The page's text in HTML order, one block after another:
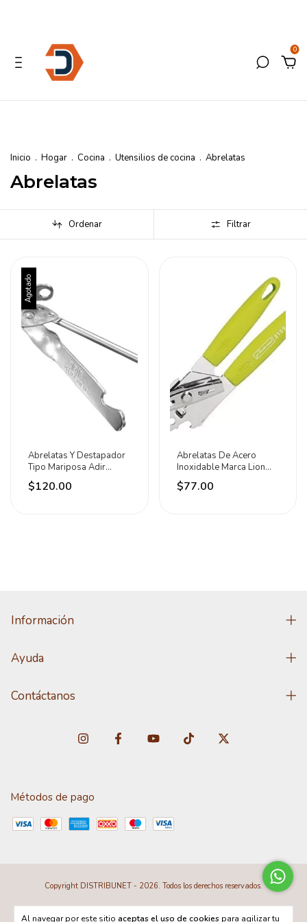
0
Al navegar por este sitio aceptas el uso de cookies para agilizar tu
Inicio . Hogar . Cocina . Utensilios de cocina . Abrelatas
Abrelatas
Ordenar Filtrar
Agotado
Abrelatas Y Destapador
Tipo Mariposa Adir
Plateado
$120.00
Abrelatas De Acero
Inoxidable Marca Lion
Tools Verde
$77.00
Información
Ayuda
Contáctanos
Métodos de pago
Copyright DISTRIBUNET - 2026. Todos los derechos reservados.